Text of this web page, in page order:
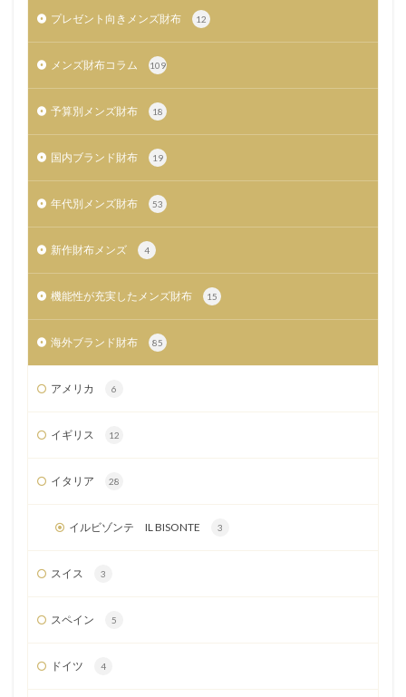
プレゼント向きメンズ財布 12
メンズ財布コラム 109
予算別メンズ財布 18
国内ブランド財布 19
年代別メンズ財布 53
新作財布メンズ 4
機能性が充実したメンズ財布 15
海外ブランド財布 85
アメリカ 6
イギリス 12
イタリア 28
イルビゾンテ IL BISONTE 3
スイス 3
スペイン 5
ドイツ 4